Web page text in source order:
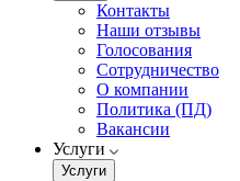
Контакты
Наши отзывы
Голосования
Сотрудничество
О компании
Политика (ПД)
Вакансии
Услуги
Услуги